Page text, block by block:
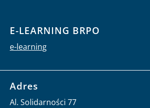
E-LEARNING BRPO
e-learning
Adres
Al. Solidarności 77